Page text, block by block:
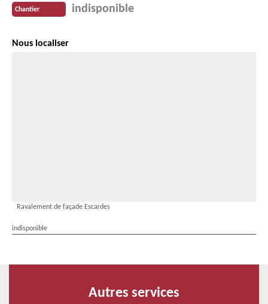
Chantier indisponible
Nous localiser
Ravalement de façade Escardes
indisponible
Autres services